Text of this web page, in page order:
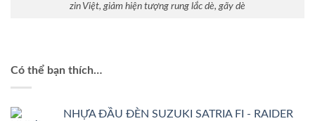
zin Việt, giảm hiện tượng rung lắc dè, gãy dè
Có thể bạn thích…
NHỰA ĐẦU ĐÈN SUZUKI SATRIA FI - RAIDER